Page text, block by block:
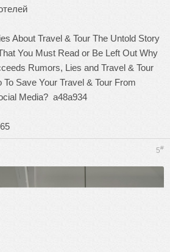
About Travel & Tour The Untold Story
You Must Read or Be Left Out Why
Rumors, Lies and Travel & Tour
To Save Your Travel & Tour From
Media? a48a934
5#